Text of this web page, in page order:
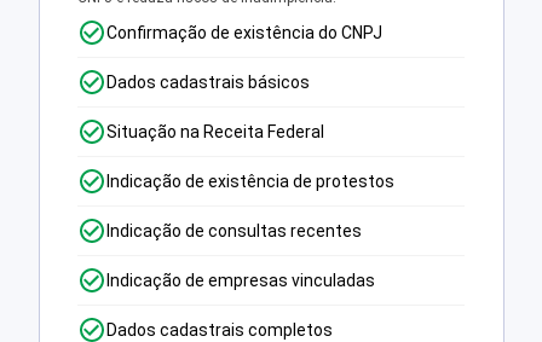
Confirmação de existência do CNPJ
Dados cadastrais básicos
Situação na Receita Federal
Indicação de existência de protestos
Indicação de consultas recentes
Indicação de empresas vinculadas
Dados cadastrais completos